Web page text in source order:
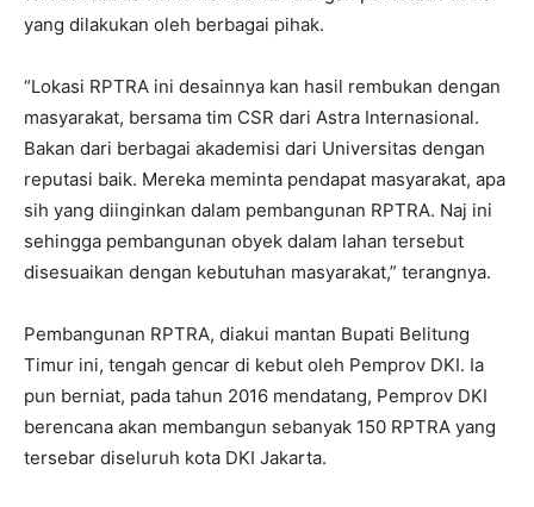
yang dilakukan oleh berbagai pihak.
“Lokasi RPTRA ini desainnya kan hasil rembukan dengan
masyarakat, bersama tim CSR dari Astra Internasional.
Bakan dari berbagai akademisi dari Universitas dengan
reputasi baik. Mereka meminta pendapat masyarakat, apa
sih yang diinginkan dalam pembangunan RPTRA. Naj ini
sehingga pembangunan obyek dalam lahan tersebut
disesuaikan dengan ‎kebutuhan masyarakat,” terangnya.
Pembangunan RPTRA, diakui mantan Bupati Belitung
Timur ini, tengah gencar di kebut oleh Pemprov DKI. Ia
pun berniat, pada tahun 2016 mendatang, Pemprov DKI
berencana akan membangun sebanyak 150 RPTRA yang
tersebar diseluruh kota DKI Jakarta.